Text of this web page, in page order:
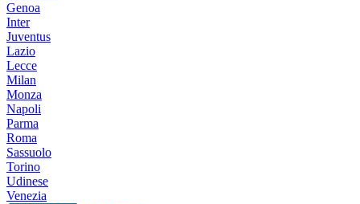
Genoa
Inter
Juventus
Lazio
Lecce
Milan
Monza
Napoli
Parma
Roma
Sassuolo
Torino
Udinese
Venezia